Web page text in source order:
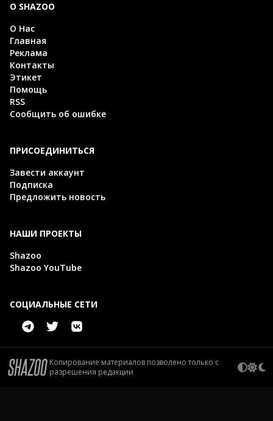
О SHAZOO
О Нас
Главная
Реклама
Контакты
Этикет
Помощь
RSS
Сообщить об ошибке
ПРИСОЕДИНИТЬСЯ
Завести аккаунт
Подписка
Предложить новость
НАШИ ПРОЕКТЫ
Shazoo
Shazoo YouTube
СОЦИАЛЬНЫЕ СЕТИ
Копирование материалов позволено только с
разрешения редакции